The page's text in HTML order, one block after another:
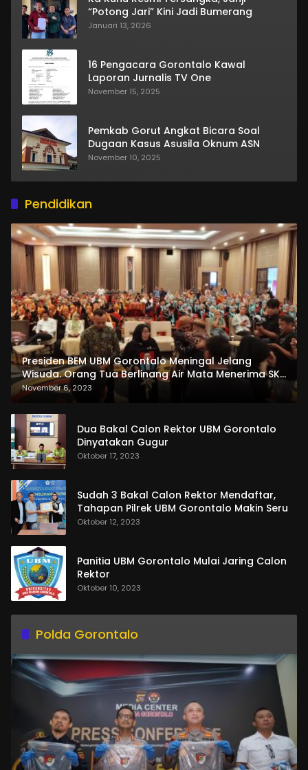
“Potong Jari” Kini Jadi Bumerang
Januari 13, 2026
16 Pengacara Gorontalo Kawal
Laporan Jurnalis TV One
November 15, 2025
Pemkab Gorut Angkat Bicara Soal
Dugaan Kasus Asusila Oknum ASN
November 10, 2025
Pendidikan
Presiden BEM UBM Gorontalo Meningal Jelang
Wisuda. Orang Tua Berlinang Air Mata Menerima SKL
dan Pemasangan Salempang
November 6, 2023
Dua Bakal Calon Rektor UBM Gorontalo
Dinyatakan Gugur
Oktober 17, 2023
Sudah 3 Bakal Calon Rektor Mendaftar,
Tahapan Pilrek UBM Gorontalo Makin Seru
Oktober 12, 2023
Panitia UBM Gorontalo Mulai Jaring Calon
Rektor
Oktober 10, 2023
Polda Gorontalo